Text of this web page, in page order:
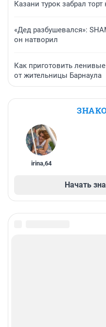
Казани турок забрал
«Дед разбушевался»:
он натворил
Как приготовить
от жительницы Барнаула
irina,64
Начать